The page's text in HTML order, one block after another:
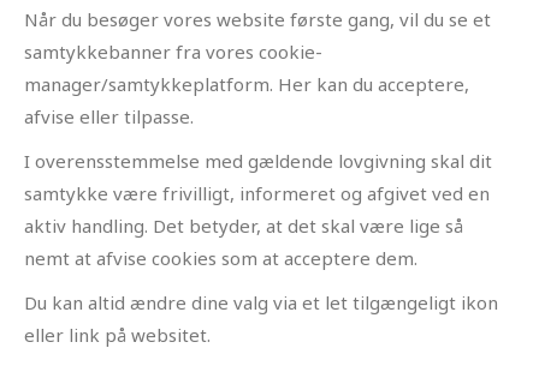
Når du besøger vores website første gang, vil du se et
samtykkebanner fra vores cookie-
manager/samtykkeplatform. Her kan du acceptere,
afvise eller tilpasse.
I overensstemmelse med gældende lovgivning skal dit
samtykke være frivilligt, informeret og afgivet ved en
aktiv handling. Det betyder, at det skal være lige så
nemt at afvise cookies som at acceptere dem.
Du kan altid ændre dine valg via et let tilgængeligt ikon
eller link på websitet.